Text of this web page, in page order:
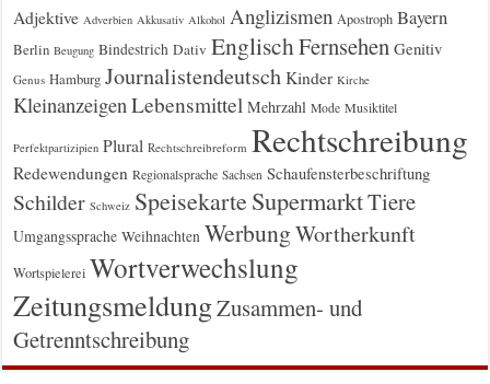
Adjektive Adverbien Akkusativ Alkohol Anglizismen Apostroph Bayern
Berlin Beugung Bindestrich Dativ EnglischFernsehen Genitiv
Genus Hamburg Journalistendeutsch Kinder Kirche
Kleinanzeigen Lebensmittel Mehrzahl Mode Musiktitel
Perfektpartizipien Plural Rechtschreibreform Rechtschreibung
Redewendungen Regionalsprache Sachsen Schaufensterbeschriftung
Schilder Schweiz Speisekarte SupermarktTiere
Umgangssprache Weihnachten WerbungWortherkunft
Wortspielerei Wortverwechslung
ZeitungsmeldungZusammen- und
Getrenntschreibung